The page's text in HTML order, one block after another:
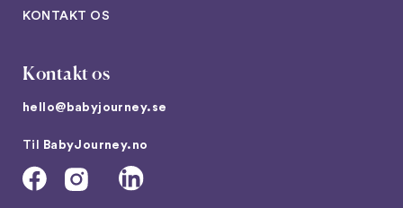
KONTAKT OS
Kontakt os
hello@babyjourney.se
Til BabyJourney.no